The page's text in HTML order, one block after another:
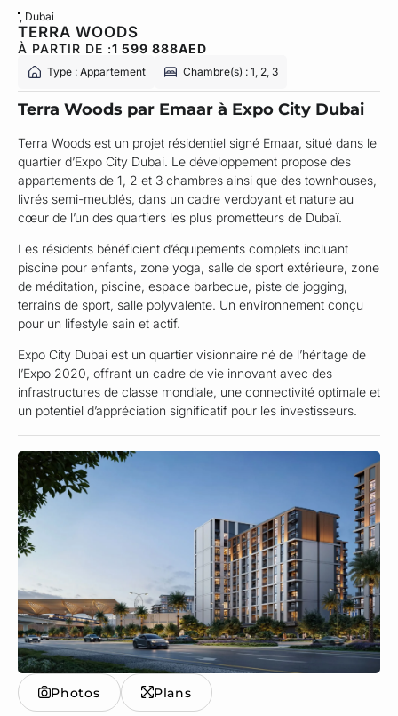
, Dubai
TERRA WOODS
À PARTIR DE :1 599 888AED
Type : Appartement Chambre(s) : 1, 2, 3
Terra Woods par Emaar à Expo City Dubai
Terra Woods est un projet résidentiel signé Emaar, situé dans le
quartier d’Expo City Dubai. Le développement propose des
appartements de 1, 2 et 3 chambres ainsi que des townhouses,
livrés semi-meublés, dans un cadre verdoyant et nature au
cœur de l’un des quartiers les plus prometteurs de Dubaï.
Les résidents bénéficient d’équipements complets incluant
piscine pour enfants, zone yoga, salle de sport extérieure, zone
de méditation, piscine, espace barbecue, piste de jogging,
terrains de sport, salle polyvalente. Un environnement conçu
pour un lifestyle sain et actif.
Expo City Dubai est un quartier visionnaire né de l’héritage de
l’Expo 2020, offrant un cadre de vie innovant avec des
infrastructures de classe mondiale, une connectivité optimale et
un potentiel d’appréciation significatif pour les investisseurs.
Photos Plans